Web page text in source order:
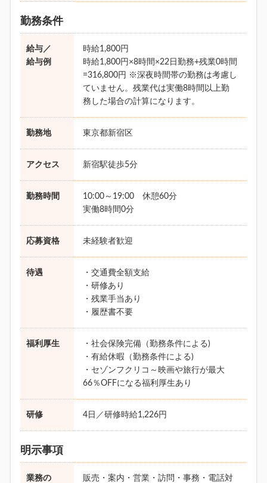
勤務条件
給与／
給与例
時給1,800円
時給1,800円×8時間×22日勤務+残業0時間
=316,800円 ※深夜時間帯の勤務は考慮し
ていません。残業代は実働8時間以上勤
務した場合の計算になります。
勤務地 東京都新宿区
アクセス 新宿駅徒歩5分
勤務時間
10:00～19:00 休憩60分
実働8時間0分
応募資格 未経験者歓迎
待遇
・交通費全額支給
・研修あり
・残業手当あり
・履歴書不要
福利厚生
・社会保険完備（勤務条件による)
・有給休暇（勤務条件による)
・セゾンフクリコ～映画や旅行が最大
66％OFFになる福利厚生あり
研修 4日／研修時給1,226円
明示事項
業務の
販売・案内・営業・訪問・事務・電話対